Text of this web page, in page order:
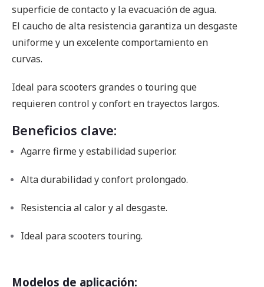
superficie de contacto y la evacuación de agua.
El caucho de alta resistencia garantiza un desgaste
uniforme y un excelente comportamiento en
curvas.
Ideal para scooters grandes o touring que
requieren control y confort en trayectos largos.
Beneficios clave:
Agarre firme y estabilidad superior.
Alta durabilidad y confort prolongado.
Resistencia al calor y al desgaste.
Ideal para scooters touring.
Modelos de aplicación: